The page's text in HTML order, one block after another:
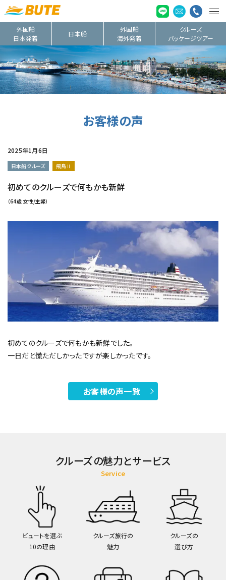
外国船
日本発着
日本船
外国船
海外発着
クルーズ
パッケージツアー
お客様の声
2025年1月6日
日本船クルーズ 飛鳥Ⅱ
初めてのクルーズで何もかも新鮮
（64歳 女性/主婦）
初めてのクルーズで何もかも新鮮でした。
一日だと慌ただしかったですが楽しかったです。
お客様の声一覧
クルーズの魅力とサービス
Service
ビュートを選ぶ
10の理由
クルーズ旅行の
魅力
クルーズの
選び方